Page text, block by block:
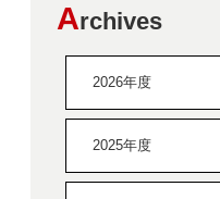
Archives
2026年度
2025年度